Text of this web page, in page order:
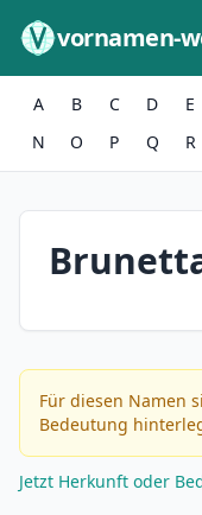
vornamen-
A B C D E
N
O P Q R
Für diesen Namen
Bedeutung
Jetzt Herkunft oder